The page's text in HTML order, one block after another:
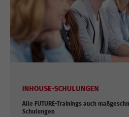
INHOUSE-SCHULUNGEN
Alle FUTURE-Trainings auch
Schulungen